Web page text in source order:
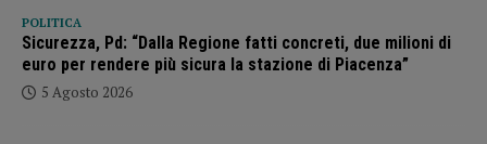
POLITICA
Sicurezza, Pd: “Dalla Regione fatti concreti, due milioni di
euro per rendere più sicura la stazione di Piacenza”
5 Agosto 2026